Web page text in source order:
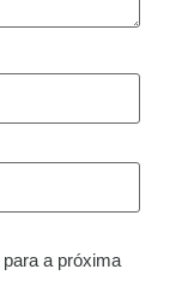
a próxima